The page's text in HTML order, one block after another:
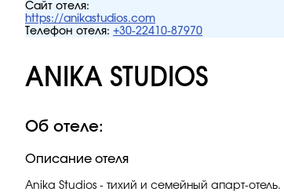
Сайт отеля:
https://anikastudios.com
Телефон отеля: +30-22410-87970
ANIKA STUDIOS
Об отеле:
Описание отеля
Anika Studios - тихий и семейный апарт-